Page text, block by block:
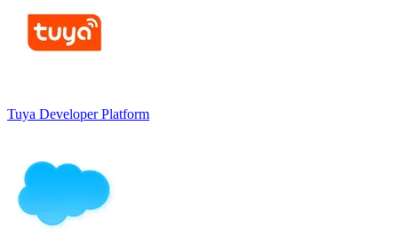
Tuya Developer Platform